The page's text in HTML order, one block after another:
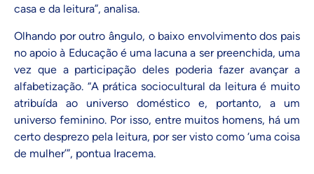
casa e da leitura”, analisa.
Olhando por outro ângulo, o baixo envolvimento dos pais
no apoio à Educação é uma lacuna a ser preenchida, uma
vez que a participação deles poderia fazer avançar a
alfabetização. “A prática sociocultural da leitura é muito
atribuída ao universo doméstico e, portanto, a um
universo feminino. Por isso, entre muitos homens, há um
certo desprezo pela leitura, por ser visto como ‘uma coisa
de mulher’”, pontua Iracema.